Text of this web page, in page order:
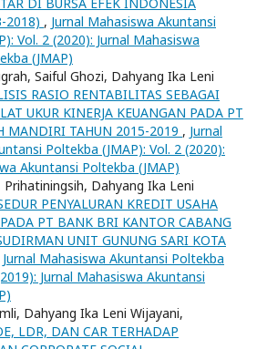
2018) , Jurnal Mahasiswa Akuntansi
Vol. 2 (2020): Jurnal Mahasiswa
(JMAP)
Saiful Ghozi, Dahyang Ika Leni
RASIO RENTABILITAS SEBAGAI
UKUR KINERJA KEUANGAN PADA PT
MANDIRI TAHUN 2015-2019 , Jurnal
Poltekba (JMAP): Vol. 2 (2020):
Akuntansi Poltekba (JMAP)
Prihatiningsih, Dahyang Ika Leni
PENYALURAN KREDIT USAHA
PADA PT BANK BRI KANTOR CABANG
UNIT GUNUNG SARI KOTA
Jurnal Mahasiswa Akuntansi Poltekba
Jurnal Mahasiswa Akuntansi
Dahyang Ika Leni Wijayani,
LDR, DAN CAR TERHADAP